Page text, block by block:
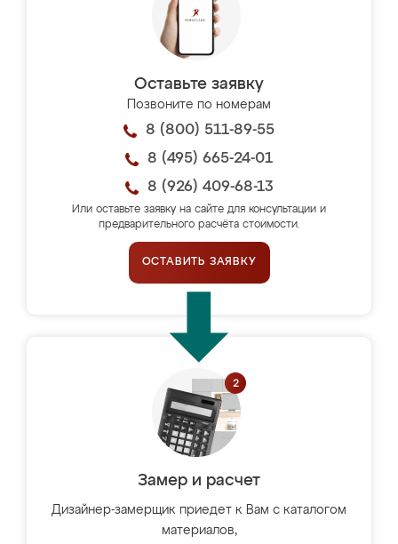
Оставьте заявку
Позвоните по номерам
8 (800) 511-89-55
8 (495) 665-24-01
8 (926) 409-68-13
Или оставьте заявку на сайте для консультации и
предварительного расчёта стоимости.
ОСТАВИТЬ ЗАЯВКУ
Замер и расчет
Дизайнер-замерщик приедет к Вам с каталогом
материалов,